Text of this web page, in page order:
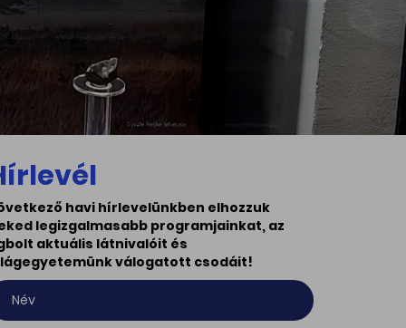
havi hírlevelünkben elhozzuk
legizgalmasabb programjainkat, az
aktuális látnivalóit és
válogatott csodáit!